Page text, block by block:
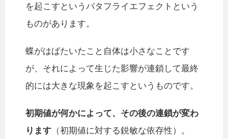
を起こすというバタフライエフェクトという
ものがあります。
蝶がはばたいたこと自体は小さなことです
が、それによって生じた影響が連鎖して最終
的には大きな現象を起こすというものです。
初期値が何かによって、その後の連鎖が変わ
ります （初期値に対する鋭敏な依存性）。